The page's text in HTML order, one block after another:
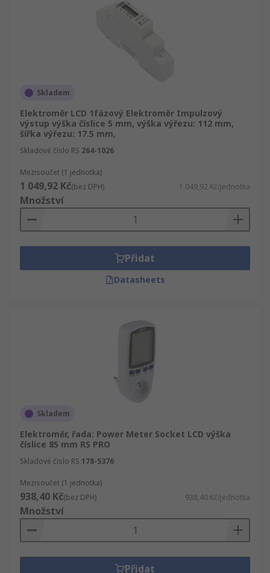
Skladem
Elektroměr LCD 1fázový Elektroměr Impulzový
výstup výška číslice 5 mm, výška výřezu: 112 mm,
šířka výřezu: 17.5 mm,
Skladové číslo RS 264-1026
Mezisoučet (1 jednotka)
1 049,92 Kč(bez DPH) 1 049,92 Kč/jednotka
Množství
Přidat
Datasheets
Skladem
Elektroměr, řada: Power Meter Socket LCD výška
číslice 85 mm RS PRO
Skladové číslo RS 178-5376
Mezisoučet (1 jednotka)
938,40 Kč(bez DPH) 938,40 Kč/jednotka
Množství
Přidat